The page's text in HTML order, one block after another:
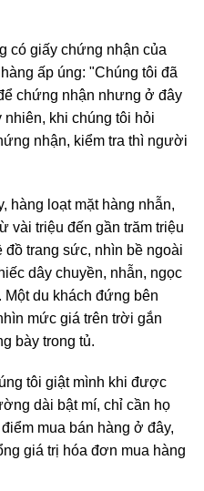
có giấy chứng nhận của
ấp úng: "Chúng tôi đã
chứng nhận nhưng ở đây
khi chúng tôi hỏi
nhận, kiểm tra thì người
hàng loạt mặt hàng nhẫn,
vài triệu đến gần trăm triệu
đồ trang sức, nhìn bề ngoài
dây chuyền, nhẫn, ngọc
du khách đứng bên
mức giá trên trời gắn
bày trong tủ.
tôi giật mình khi được
dài bật mí, chỉ cần họ
mua bán hàng ở đây,
giá trị hóa đơn mua hàng